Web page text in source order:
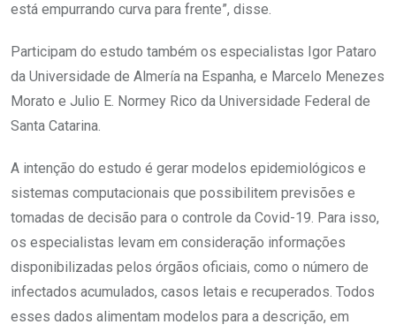
está empurrando curva para frente”, disse.
Participam do estudo também os especialistas Igor Pataro
da Universidade de Almería na Espanha, e Marcelo Menezes
Morato e Julio E. Normey Rico da Universidade Federal de
Santa Catarina.
A intenção do estudo é gerar modelos epidemiológicos e
sistemas computacionais que possibilitem previsões e
tomadas de decisão para o controle da Covid-19. Para isso,
os especialistas levam em consideração informações
disponibilizadas pelos órgãos oficiais, como o número de
infectados acumulados, casos letais e recuperados. Todos
esses dados alimentam modelos para a descrição, em